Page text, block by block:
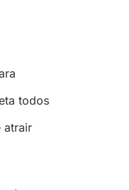
todos
atrair